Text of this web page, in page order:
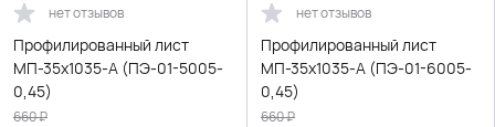
нет отзывов
Профилированный лист
МП-35х1035-A (ПЭ-01-5005-
0,45)
660₽
нет отзывов
Профилированный лист
МП-35х1035-A (ПЭ-01-6005-
0,45)
660₽